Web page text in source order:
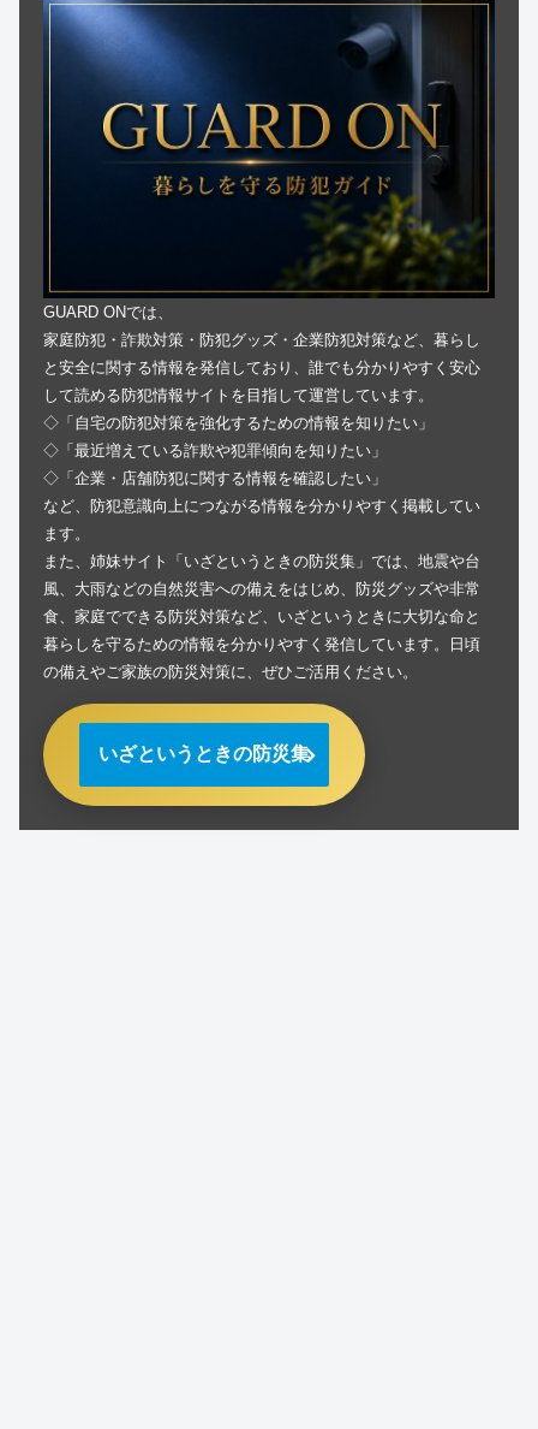
GUARD ONでは、
家庭防犯・詐欺対策・防犯グッズ・企業防犯対策など、暮らし
と安全に関する情報を発信しており、誰でも分かりやすく安心
して読める防犯情報サイトを目指して運営しています。
◇「自宅の防犯対策を強化するための情報を知りたい」
◇「最近増えている詐欺や犯罪傾向を知りたい」
◇「企業・店舗防犯に関する情報を確認したい」
など、防犯意識向上につながる情報を分かりやすく掲載してい
ます。
また、姉妹サイト「いざというときの防災集」では、地震や台
風、大雨などの自然災害への備えをはじめ、防災グッズや非常
食、家庭でできる防災対策など、いざというときに大切な命と
暮らしを守るための情報を分かりやすく発信しています。日頃
の備えやご家族の防災対策に、ぜひご活用ください。
いざというときの防災集